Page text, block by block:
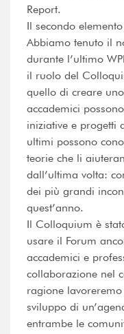
Report.
Il secondo
Abbiamo tenuto il
durante l’ultimo
il ruolo del
quello di creare
accademici
iniziative e progetti
ultimi possono
teorie che li
dall’ultima volta:
dei più grandi
quest’anno.
Il Colloquium è
usare il Forum
accademici e
collaborazione nel
ragione
sviluppo di
entrambe le